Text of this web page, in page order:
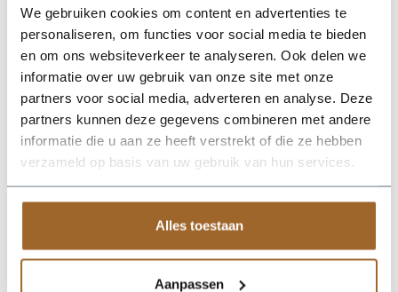
We gebruiken cookies om content en advertenties te
personaliseren, om functies voor social media te bieden
en om ons websiteverkeer te analyseren. Ook delen we
informatie over uw gebruik van onze site met onze
partners voor social media, adverteren en analyse. Deze
partners kunnen deze gegevens combineren met andere
informatie die u aan ze heeft verstrekt of die ze hebben
verzameld op basis van uw gebruik van hun services.
Alles toestaan
Aanpassen
sfeer, volume en een verzorgde uitstraling in elke ruimte.
Dankzij de designvorm krijgt deze plantenbak een herkenbaar
silhouet dat mooi combineert met zowel moderne als
natuurlijke interieurs. De kleur zand geeft het ontwerp een
rustige, stijlvolle basis en laat groen extra goed tot zijn recht
komen. Het buitenformaat is 54 x 54 x 47 cm, waardoor de bak
voldoende aanwezigheid heeft zonder zijn elegante vorm te
verliezen. Praktische kenmerken: plantgat Ø36 en inhoud 72
liter. De afwerking in fiberglas zorgt voor een luxe look en
maakt deze plantenbak geschikt voor styling in huis, op